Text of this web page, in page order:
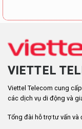
VIETTEL
Viettel Telecom cung
các dịch vụ di động và
Tổng đài hỗ trợ tư vấn và